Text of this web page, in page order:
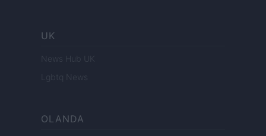
UK
News Hub UK
Lgbtq News
OLANDA